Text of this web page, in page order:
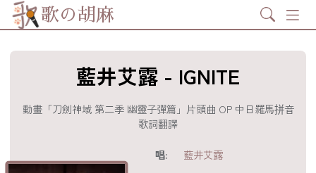
歌の胡麻 Search
藍井艾露 - IGNITE
動畫「刀劍神域 第二季 幽靈子彈篇」片頭曲 OP 中日羅馬拼音
歌詞翻譯
唱:
藍井艾露